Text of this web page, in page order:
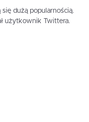
dużą popularnością.
użytkownik Twittera.